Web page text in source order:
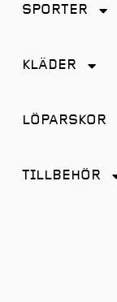
SPORTER
KLÄDER
LÖPARSKOR
TILLBEHÖR